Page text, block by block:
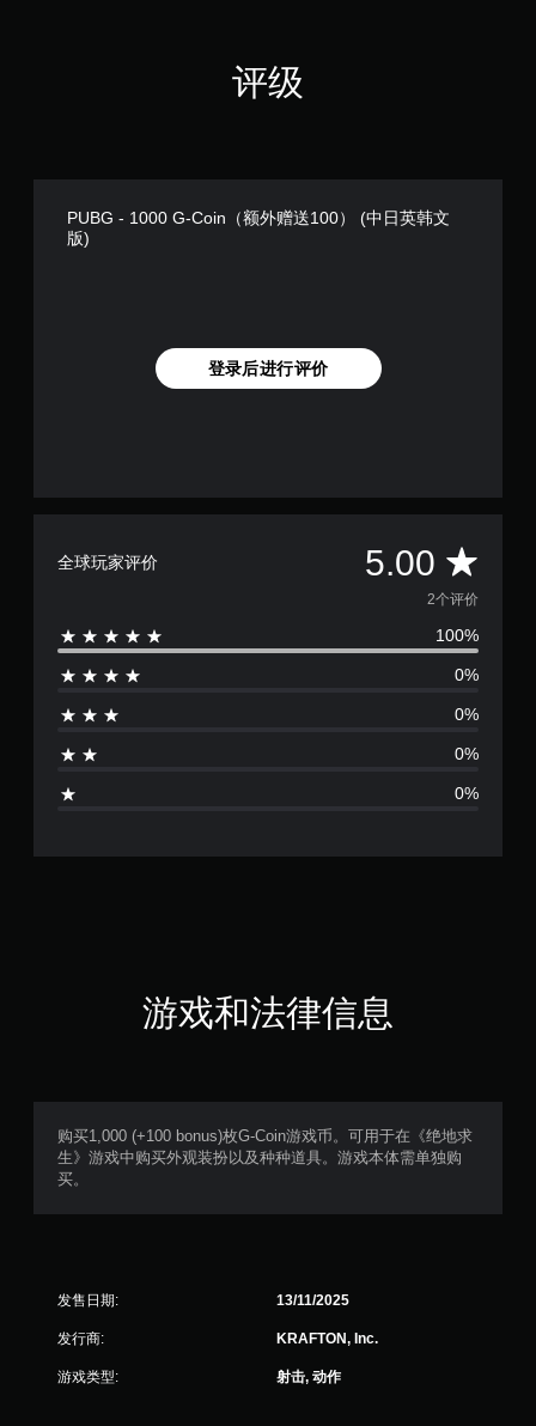
评级
PUBG - 1000 G-Coin（额外赠送100） (中日英韩文
版)
登录后进行评价
全球玩家评价 5.00 平
均
评
价
颗
（
，
个
2个评价
100%
0%
0%
0%
0%
游戏和法律信息
购买1,000 (+100 bonus)枚G-Coin游戏币。可用于在《绝地求
生》游戏中购买外观装扮以及种种道具。游戏本体需单独购
买。
发售日期: 13/11/2025
发行商: KRAFTON, Inc.
游戏类型: 射击, 动作